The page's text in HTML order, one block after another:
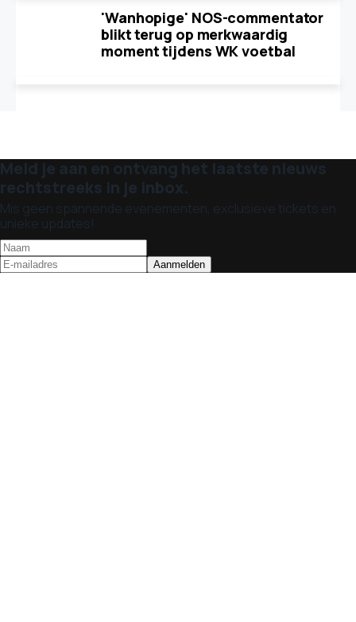
'Wanhopige' NOS-commentator
blikt terug op merkwaardig
moment tijdens WK voetbal
Meld je aan en ontvang het laatste nieuws
rechtstreeks in je inbox.
Mis geen spannende evenementen, exclusieve tickets en
unieke updates!